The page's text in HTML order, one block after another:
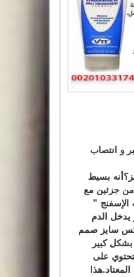
و انتصاب
بسيط
جزئين مع
الإسفنج ”
يدخل الدم
سايز صمم
كبير
على